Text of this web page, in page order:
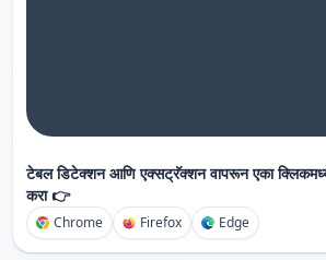
टेबल डिटेक्शन आणि एक्सट्रॅक्शन वापरून एका
करा 👉
Chrome Firefox Edge